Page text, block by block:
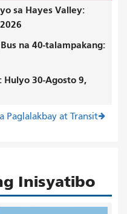
sa Hayes Valley:
na 40-talampakang:
Hulyo 30-Agosto 9,
Paglalakbay at Transit
Inisyatibo